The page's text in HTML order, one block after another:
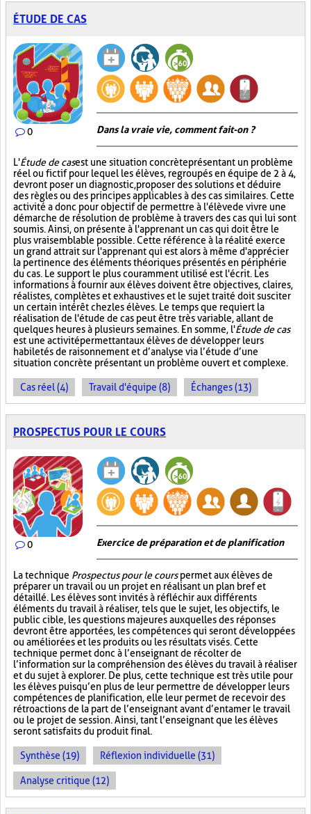
ÉTUDE DE CAS
0 Dans la vraie vie, comment fait-on ?
L'Étude de casest une situation concrète présentant un problème
réel ou fictif pour lequel les élèves, regroupés en équipe de 2 à 4,
devront poser un diagnostic, proposer des solutions et déduire
des règles ou des principes applicables à des cas similaires. Cette
activité a donc pour objectif de permettre à l'élève de vivre une
démarche de résolution de problème à travers des cas qui lui sont
soumis. Ainsi, on présente à l'apprenant un cas qui doit être le
plus vraisemblable possible. Cette référence à la réalité exerce
un grand attrait sur l'apprenant qui est alors à même d'apprécier
la pertinence des éléments théoriques présentés en périphérie
du cas. Le support le plus couramment utilisé est l'écrit. Les
informations à fournir aux élèves doivent être objectives, claires,
réalistes, complètes et exhaustives et le sujet traité doit susciter
un certain intérêt chez les élèves. Le temps que requiert la
réalisation de l'étude de cas peut être très variable, allant de
quelques heures à plusieurs semaines. En somme, l'Étude de cas
est une activité permettant aux élèves de développer leurs
habiletés de raisonnement et d’analyse via l’étude d’une
situation concrète présentant un problème ouvert et complexe.
Cas réel (4) Travail d'équipe (8) Échanges (13)
PROSPECTUS POUR LE COURS
0 Exercice de préparation et de planification
La technique Prospectus pour le courspermet aux élèves de
préparer un travail ou un projet en réalisant un plan bref et
détaillé. Les élèves sont invités à réfléchir aux différents
éléments du travail à réaliser, tels que le sujet, les objectifs, le
public cible, les questions majeures auxquelles des réponses
devront être apportées, les compétences qui seront développées
ou améliorées et les produits ou les résultats visés. Cette
technique permet donc à l’enseignant de récolter de
l’information sur la compréhension des élèves du travail à réaliser
et du sujet à explorer. De plus, cette technique est très utile pour
les élèves puisqu’en plus de leur permettre de développer leurs
compétences de planification, elle leur permet de recevoir des
rétroactions de la part de l’enseignant avant d’entamer le travail
ou le projet de session. Ainsi, tant l’enseignant que les élèves
seront satisfaits du produit final.
Synthèse (19) Réflexion individuelle (31)
Analyse critique (12)